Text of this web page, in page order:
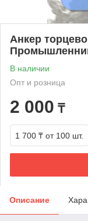
Анкер
В наличии
Опт и розница
2 000 ₸
1 700 ₸ от 100 шт.
Описание